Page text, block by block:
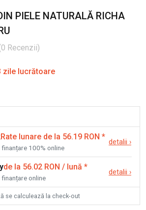
PIELE NATURALĂ RICHA
0 Recenzii)
zile lucrătoare
Rate lunare de la 56.19 RON *
finanțare 100% online
detalii ›
de la 56.02 RON / lună *
finanțare online
detalii ›
se calculează la check-out